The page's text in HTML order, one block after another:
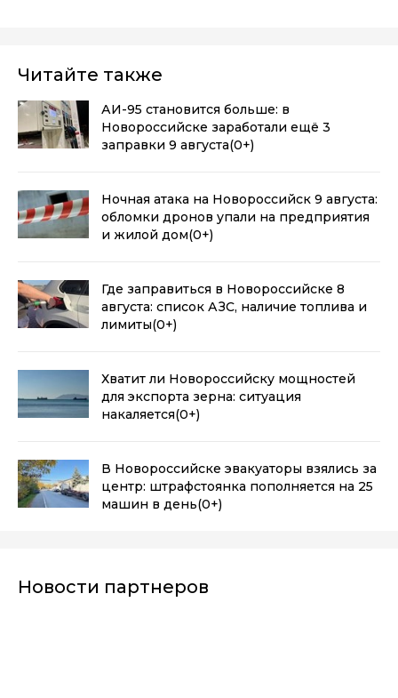
Читайте также
АИ-95 становится больше: в
Новороссийске заработали ещё 3
заправки 9 августа(0+)
Ночная атака на Новороссийск 9 августа:
обломки дронов упали на предприятия
и жилой дом(0+)
Где заправиться в Новороссийске 8
августа: список АЗС, наличие топлива и
лимиты(0+)
Хватит ли Новороссийску мощностей
для экспорта зерна: ситуация
накаляется(0+)
В Новороссийске эвакуаторы взялись за
центр: штрафстоянка пополняется на 25
машин в день(0+)
Новости партнеров